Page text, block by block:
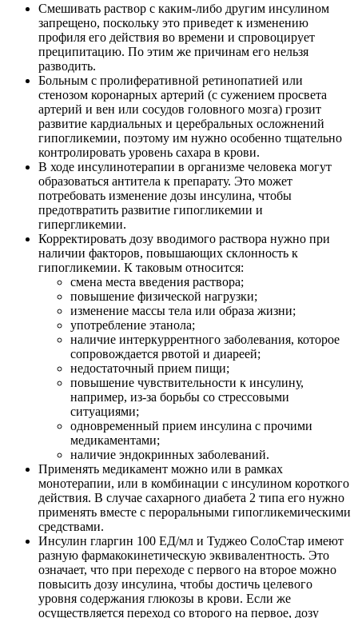
Смешивать раствор с каким-либо другим инсулином
запрещено, поскольку это приведет к изменению
профиля его действия во времени и спровоцирует
преципитацию. По этим же причинам его нельзя
разводить.
Больным с пролиферативной ретинопатией или
стенозом коронарных артерий (с сужением просвета
артерий и вен или сосудов головного мозга) грозит
развитие кардиальных и церебральных осложнений
гипогликемии, поэтому им нужно особенно тщательно
контролировать уровень сахара в крови.
В ходе инсулинотерапии в организме человека могут
образоваться антитела к препарату. Это может
потребовать изменение дозы инсулина, чтобы
предотвратить развитие гипогликемии и
гипергликемии.
Корректировать дозу вводимого раствора нужно при
наличии факторов, повышающих склонность к
гипогликемии. К таковым относится:
смена места введения раствора;
повышение физической нагрузки;
изменение массы тела или образа жизни;
употребление этанола;
наличие интеркуррентного заболевания, которое
сопровождается рвотой и диареей;
недостаточный прием пищи;
повышение чувствительности к инсулину,
например, из-за борьбы со стрессовыми
ситуациями;
одновременный прием инсулина с прочими
медикаментами;
наличие эндокринных заболеваний.
Применять медикамент можно или в рамках
монотерапии, или в комбинации с инсулином короткого
действия. В случае сахарного диабета 2 типа его нужно
применять вместе с пероральными гипогликемическими
средствами.
Инсулин гларгин 100 ЕД/мл и Туджео СолоСтар имеют
разную фармакокинетическую эквивалентность. Это
означает, что при переходе с первого на второе можно
повысить дозу инсулина, чтобы достичь целевого
уровня содержания глюкозы в крови. Если же
осуществляется переход со второго на первое, дозу